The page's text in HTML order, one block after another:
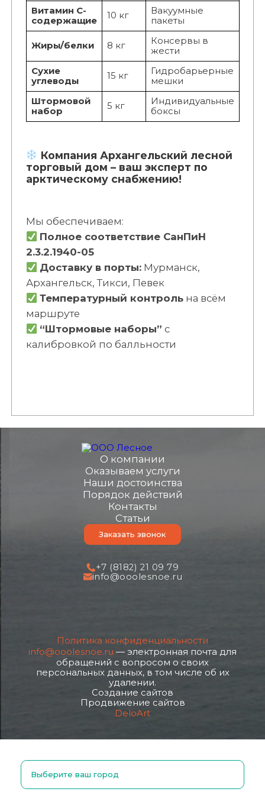
Витамин С-
содержащие
10 кг
Вакуумные
пакеты
Жиры/белки 8 кг
Консервы в
жести
Сухие
углеводы
15 кг
Гидробарьерные
мешки
Штормовой
набор
5 кг
Индивидуальные
боксы
Компания Архангельский лесной
торговый дом – ваш эксперт по
арктическому снабжению!
Мы обеспечиваем:
Полное соответствие СанПиН
2.3.2.1940-05
Доставку в порты:Мурманск,
Архангельск, Тикси, Певек
Температурный контрольна всём
маршруте
“Штормовые наборы” с
калибровкой по балльности
О компании
Оказываем услуги
Наши достоинства
Порядок действий
Контакты
Статьи
Заказать звонок
+7 (8182) 21 09 79
info@ooolesnoe.ru
Политика конфиденциальности
info@ooolesnoe.ru — электронная почта для
обращений с вопросом о своих
персональных данных, в том числе об их
удалении.
Создание сайтов
Продвижение сайтов
DeloArt
Выберите ваш город